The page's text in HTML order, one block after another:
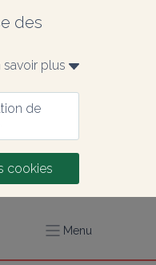
des
savoir plus
de
cookies
Menu